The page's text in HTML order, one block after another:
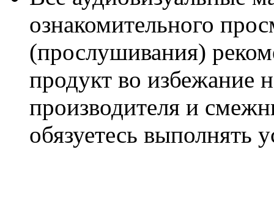
ознакомительного
(прослушивания)
продукт во избежание
производителя и
обязуетесь выполнять